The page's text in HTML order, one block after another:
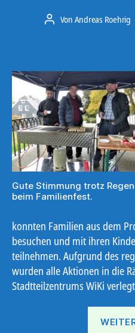
Beitragsautor
Von Andreas Roehrig
Gute Stimmung trotz
beim Familienfest.
konnten Familien aus dem
besuchen und mit ihren
teilnehmen. Aufgrund des
wurden alle Aktionen in die
Stadtteilzentrums WiKi